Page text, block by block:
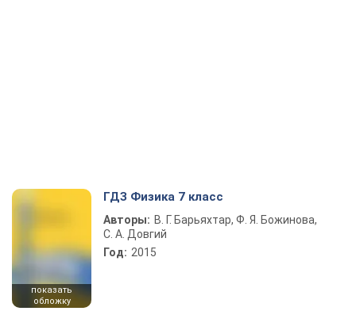
показать
обложку
ГДЗ Физика 7 класс
Авторы: В. Г. Барьяхтар, Ф. Я. Божинова,
С. А. Довгий
Год: 2015